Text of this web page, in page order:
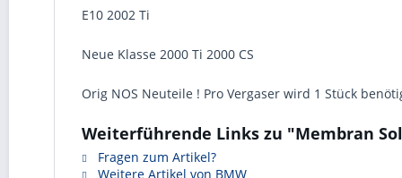
E10 2002 Ti
Neue Klasse 2000 Ti 2000 CS
Orig NOS Neuteile ! Pro Vergaser wird 1 Stück
Weiterführende Links zu "Membran
Fragen zum Artikel?
Weitere Artikel von BMW